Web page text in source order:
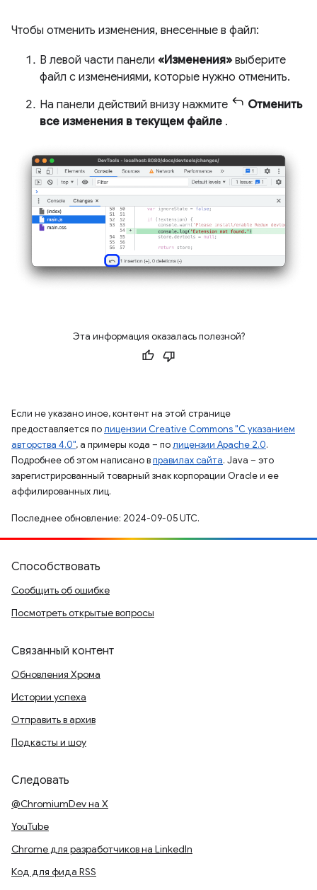
Чтобы отменить изменения, внесенные в файл:
В левой части панели «Изменения» выберите
файл с изменениями, которые нужно отменить.
На панели действий внизу нажмите
Отменить
все изменения в текущем файле .
Эта информация оказалась полезной?
Если не указано иное, контент на этой странице
предоставляется полицензии Creative Commons "С указанием
авторства 4.0", а примеры кода – полицензии Apache 2.0.
Подробнее об этом написано вправилах сайта. Java – это
зарегистрированный товарный знак корпорации Oracle и ее
аффилированных лиц.
Последнее обновление: 2024-09-05 UTC.
Способствовать
Сообщить об ошибке
Посмотреть открытые вопросы
Связанный контент
Обновления Хрома
Истории успеха
Отправить в архив
Подкасты и шоу
Следовать
@ChromiumDev на X
YouTube
Chrome для разработчиков на LinkedIn
Код для фида RSS